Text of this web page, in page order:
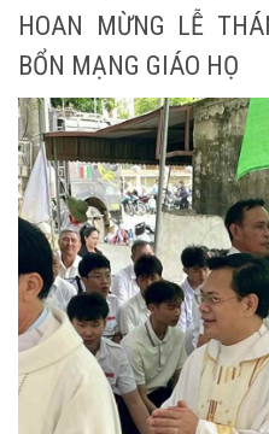
HOAN MỪNG LỄ
BỔN MẠNG GIÁO HỌ